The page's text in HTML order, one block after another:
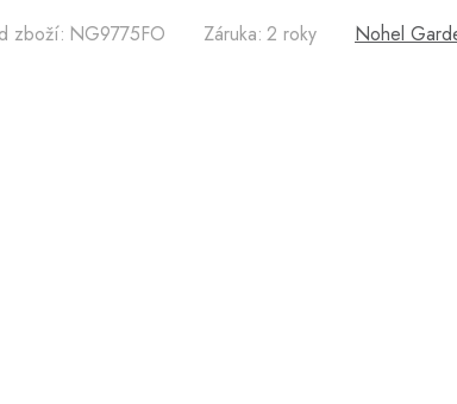
zboží: NG9775FO Záruka: 2 roky Nohel